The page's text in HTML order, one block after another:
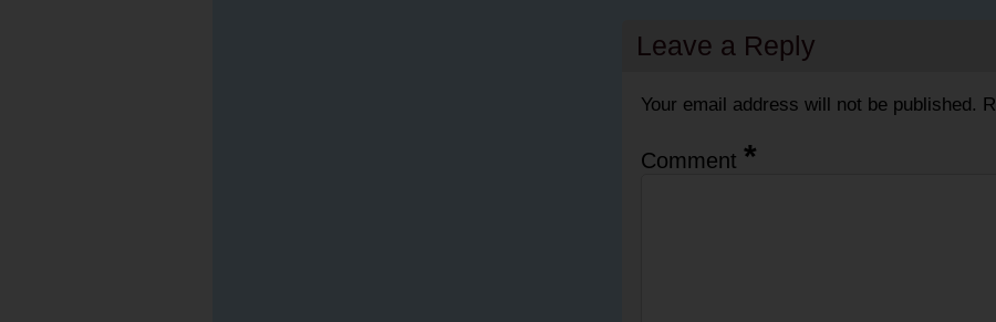
Leave a Reply
Your email address will not be published.
Comment *